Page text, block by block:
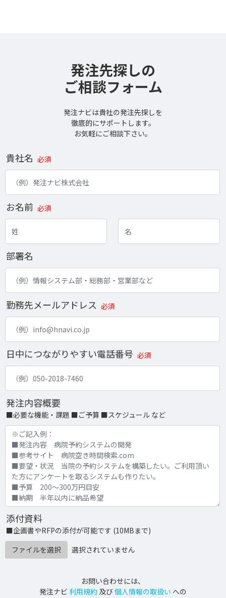
発注先探しの
ご相談フォーム
発注ナビは貴社の発注先探しを
徹底的にサポートします。
お気軽にご相談下さい。
貴社名 必須
お名前 必須
部署名
勤務先メールアドレス 必須
日中につながりやすい電話番号 必須
発注内容概要
■必要な機能・課題 ■ご予算 ■スケジュール など
添付資料
■企画書やRFPの添付が可能です (10MBまで)
ファイルを選択
選択されていません
お問い合わせには、
発注ナビ 利用規約 及び個人情報の取扱い への